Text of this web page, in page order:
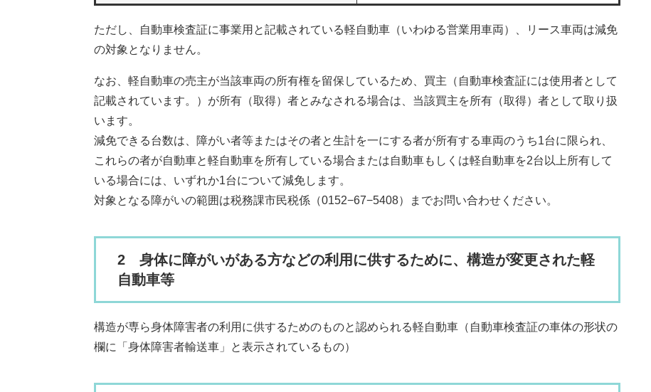
ただし、自動車検査証に事業用と記載されている軽自動車（いわゆる営業用車両）、リース車両は減免
の対象となりません。
なお、軽自動車の売主が当該車両の所有権を留保しているため、買主（自動車検査証には使用者として
記載されています。）が所有（取得）者とみなされる場合は、当該買主を所有（取得）者として取り扱
います。
減免できる台数は、障がい者等またはその者と生計を一にする者が所有する車両のうち1台に限られ、
これらの者が自動車と軽自動車を所有している場合または自動車もしくは軽自動車を2台以上所有して
いる場合には、いずれか1台について減免します。
対象となる障がいの範囲は税務課市民税係（0152−67−5408）までお問い合わせください。
2 身体に障がいがある方などの利用に供するために、構造が変更された軽
自動車等
構造が専ら身体障害者の利用に供するためのものと認められる軽自動車（自動車検査証の車体の形状の
欄に「身体障害者輸送車」と表示されているもの）